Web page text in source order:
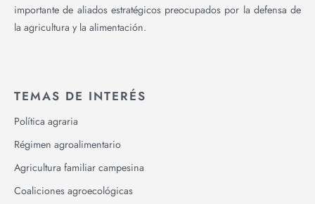
importante de aliados estratégicos preocupados por la defensa de
la agricultura y la alimentación.
TEMAS DE INTERÉS
Política agraria
Régimen agroalimentario
Agricultura familiar campesina
Coaliciones agroecológicas